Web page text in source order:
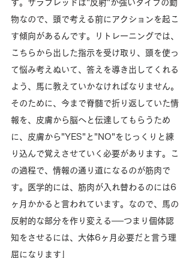
す。サラブレッドは"反射"が強いタイプの動
物なので、頭で考える前にアクションを起こ
す傾向があるんです。リトレーニングでは、
こちらから出した指示を受け取り、頭を使っ
て悩み考えぬいて、答えを導き出してくれる
よう、馬に教えていかなければなりません。
そのために、今まで脊髄で折り返していた情
報を、皮膚から脳へと伝達してもらうため
に、皮膚から"YES"と"NO"をじっくりと練
り込んで覚えさせていく必要があります。こ
の過程で、情報の通り道になるのが筋肉で
す。医学的には、筋肉が入れ替わるのには6
ヶ月かかると言われています。なので、馬の
反射的な部分を作り変える──つまり個体認
知をさせるには、大体6ヶ月必要だと言う理
屈になります」